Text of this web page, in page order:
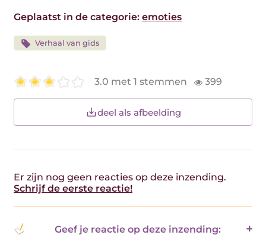
Geplaatst in de categorie: emoties
Verhaal van gids
3.0 met 1 stemmen 399
deel als afbeelding
Er zijn nog geen reacties op deze inzending.
Schrijf de eerste reactie!
Geef je reactie op deze inzending: